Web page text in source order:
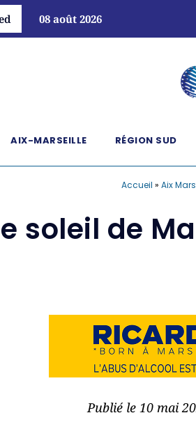
08 août 2026
AIX-MARSEILLE RÉGION SUD
Accueil » Aix
soleil de
Publié le 10 mai